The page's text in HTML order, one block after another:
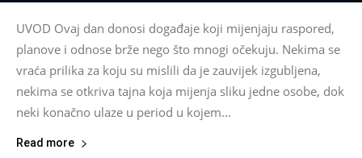
UVOD Ovaj dan donosi događaje koji mijenjaju raspored,
planove i odnose brže nego što mnogi očekuju. Nekima se
vraća prilika za koju su mislili da je zauvijek izgubljena,
nekima se otkriva tajna koja mijenja sliku jedne osobe, dok
neki konačno ulaze u period u kojem...
Read more